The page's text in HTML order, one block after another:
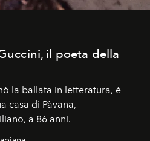
il poeta della
la ballata in letteratura, è
casa di Pàvana,
a 86 anni.